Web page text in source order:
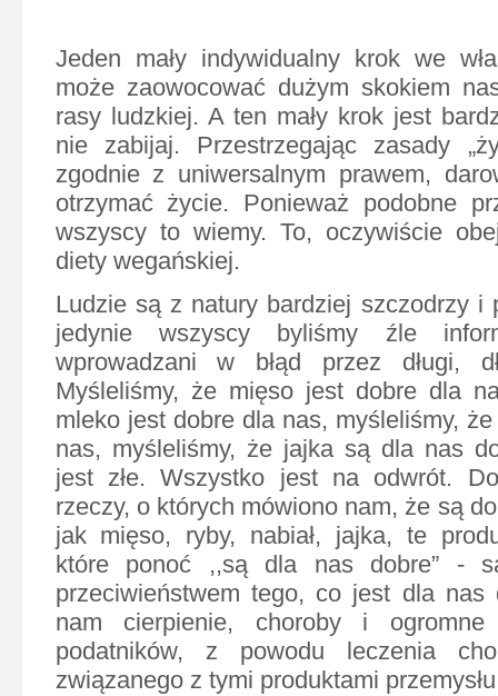
Jeden mały indywidualny krok we
może zaowocować dużym skokiem
rasy ludzkiej. A ten mały krok jest
nie zabijaj. Przestrzegając zasady
zgodnie z uniwersalnym prawem,
otrzymać życie. Ponieważ podobne
wszyscy to wiemy. To, oczywiście
diety wegańskiej.
Ludzie są z natury bardziej szczodrzy i
jedynie wszyscy byliśmy źle
wprowadzani w błąd przez długi,
Myśleliśmy, że mięso jest dobre dla
mleko jest dobre dla nas, myśleliśmy,
nas, myśleliśmy, że jajka są dla nas
jest złe. Wszystko jest na odwrót.
rzeczy, o których mówiono nam, że są
jak mięso, ryby, nabiał, jajka, te
które ponoć ,,są dla nas dobre” -
przeciwieństwem tego, co jest dla nas
nam cierpienie, choroby i ogromne
podatników, z powodu leczenia
związanego z tymi produktami